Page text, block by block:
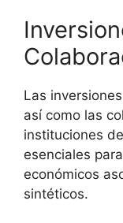
Las
así como las
instituciones
esenciales
económicos
sintéticos.